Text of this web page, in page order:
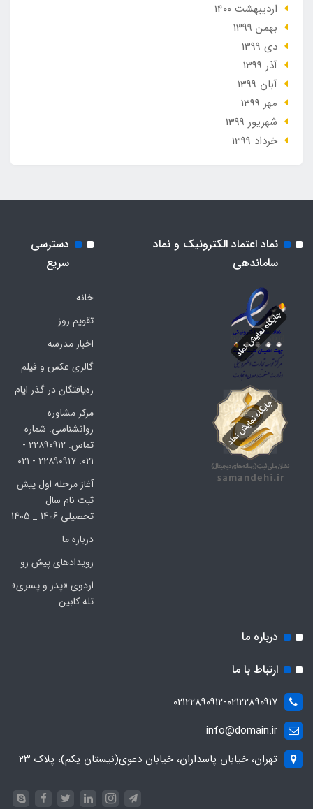
ارديبهشت 1400
بهمن 1399
دی 1399
آذر 1399
آبان 1399
مهر 1399
شهریور 1399
خرداد 1399
نماد اعتماد الکترونیک و نماد
ساماندهی
دسترسی
سریع
خانه
تقویم روز
اخبار مدرسه
گالری عکس و فیلم
ره‌یافتگان در گذر ایام
مرکز مشاوره
روانشناسی. شماره
تماس. ۲۲۸۹۰۹۱۲ -
۰۲۱. ۲۲۸۹۰۹۱۷ - ۰۲۱
آغاز مرحله اول پیش
ثبت نام سال
تحصیلی 1406 _ 1405
درباره ما
رویدادهای پیش رو
اردوی «پدر و پسری»
تله کابین
درباره ما
ارتباط با ما
۰۲۱۲۲۸۹۰۹۱۲-۰۲۱۲۲۸۹۰۹۱۷
info@domain.ir
تهران، خیابان پاسداران، خیابان دعوی(نیستان یکم)، پلاک ۲۳